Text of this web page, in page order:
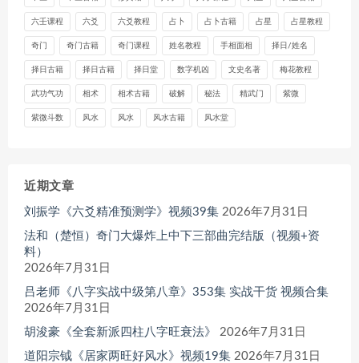
六壬课程 六爻 六爻教程 占卜 占卜古籍 占星 占星教程
奇门 奇门古籍 奇门课程 姓名教程 手相面相 择日/姓名
择日古籍 择日古籍 择日堂 数字机凶 文史名著 梅花教程
武功气功 相术 相术古籍 破解 秘法 精武门 紫微
紫微斗数 风水 风水 风水古籍 风水堂
近期文章
刘振学《六爻精准预测学》视频39集 2026年7月31日
法和（楚恒）奇门大爆炸上中下三部曲完结版（视频+资
料）
2026年7月31日
吕老师《八字实战中级第八章》353集 实战干货 视频合集
2026年7月31日
胡浚豪《全套新派四柱八字旺衰法》
2026年7月31日
道阳宗钺《居家两旺好风水》视频19集 2026年7月31日